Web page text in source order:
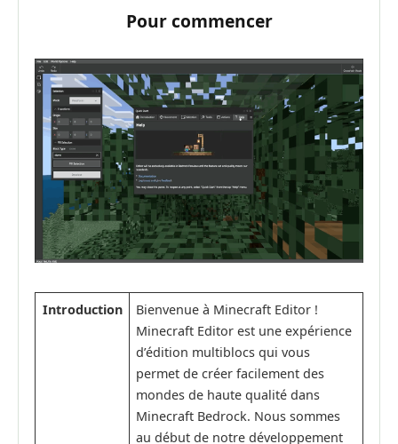
Pour commencer
Introduction
Bienvenue à Minecraft Editor !
Minecraft Editor est une expérience
d’édition multiblocs qui vous
permet de créer facilement des
mondes de haute qualité dans
Minecraft Bedrock. Nous sommes
au début de notre développement